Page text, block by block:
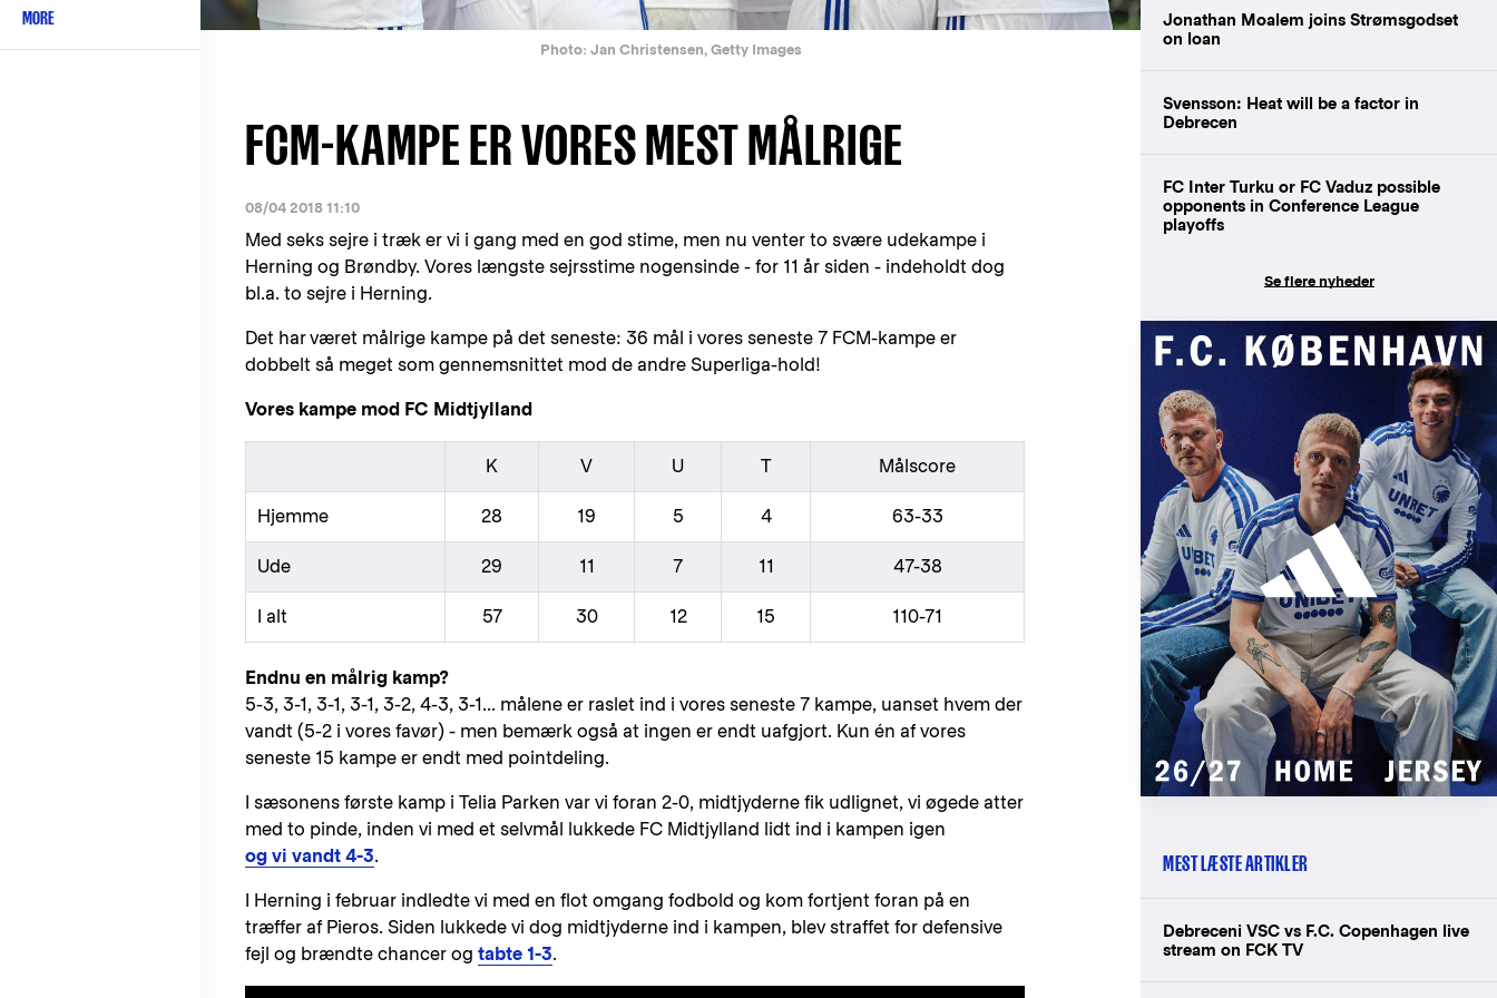
MORE
Photo: Jan Christensen, Getty Images
FCM-KAMPE ER VORES MEST MÅLRIGE
08/04 2018 11:10
Med seks sejre i træk er vi i gang med en god stime, men nu venter to svære udekampe i
Herning og Brøndby. Vores længste sejrsstime nogensinde - for 11 år siden - indeholdt dog
bl.a. to sejre i Herning.
Det har været målrige kampe på det seneste: 36 mål i vores seneste 7 FCM-kampe er
dobbelt så meget som gennemsnittet mod de andre Superliga-hold!
Vores kampe mod FC Midtjylland
K V U T Målscore
Hjemme 28 19 5 4 63-33
Ude 29 11 7 11 47-38
I alt 57 30 12 15 110-71
Endnu en målrig kamp?
5-3, 3-1, 3-1, 3-1, 3-2, 4-3, 3-1... målene er raslet ind i vores seneste 7 kampe, uanset hvem der
vandt (5-2 i vores favør) - men bemærk også at ingen er endt uafgjort. Kun én af vores
seneste 15 kampe er endt med pointdeling.
I sæsonens første kamp i Telia Parken var vi foran 2-0, midtjyderne fik udlignet, vi øgede atter
med to pinde, inden vi med et selvmål lukkede FC Midtjylland lidt ind i kampen igen
og vi vandt 4-3.
I Herning i februar indledte vi med en flot omgang fodbold og kom fortjent foran på en
træffer af Pieros. Siden lukkede vi dog midtjyderne ind i kampen, blev straffet for defensive
fejl og brændte chancer og tabte 1-3.
Jonathan Moalem joins Strømsgodset
on loan
Svensson: Heat will be a factor in
Debrecen
FC Inter Turku or FC Vaduz possible
opponents in Conference League
playoffs
Se flere nyheder
MEST LÆSTE ARTIKLER
Debreceni VSC vs F.C. Copenhagen live
stream on FCK TV